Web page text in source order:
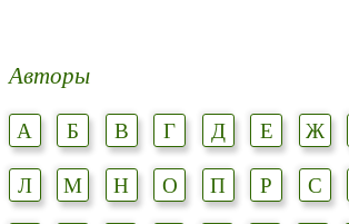
Авторы
А Б В Г Д Е Ж
Л
М Н О П Р С